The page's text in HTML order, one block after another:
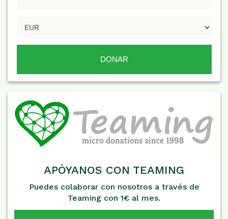
APÓYANOS CON TEAMING
Puedes colaborar con nosotros a través de
Teaming con 1€ al mes.